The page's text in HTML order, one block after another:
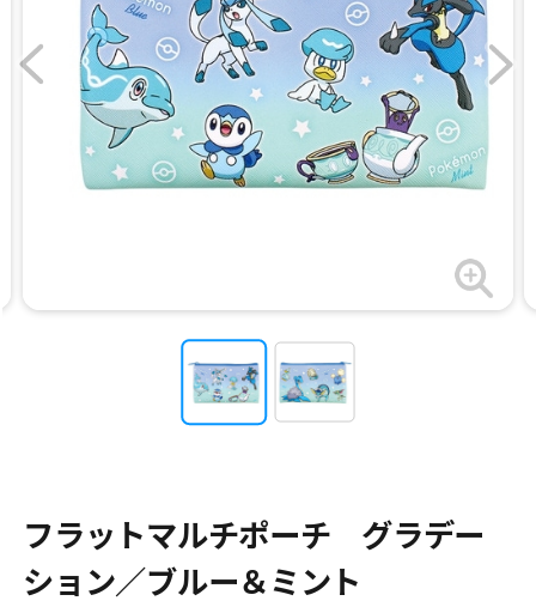
フラットマルチポーチ グラデー
ション／ブルー＆ミント